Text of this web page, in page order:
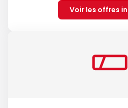
Voir les offres